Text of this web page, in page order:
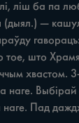
ліш ба па
—
што
Пад